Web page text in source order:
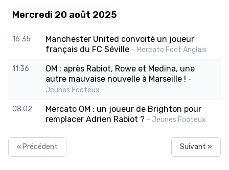
Mercredi 20 août 2025
16:35
Manchester United convoité un joueur
français du FC Séville - Mercato Foot Anglais
11:36
OM : après Rabiot, Rowe et Medina, une
autre mauvaise nouvelle à Marseille ! -
Jeunes Footeux
08:02
Mercato OM : un joueur de Brighton pour
remplacer Adrien Rabiot ? - Jeunes Footeux
« Précédent Suivant »